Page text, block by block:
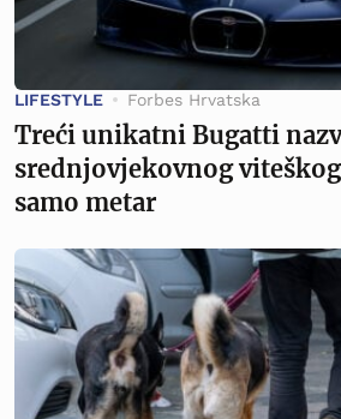
LIFESTYLE Forbes Hrvatska
Treći unikatni Bugatti
srednjovjekovnog
samo metar